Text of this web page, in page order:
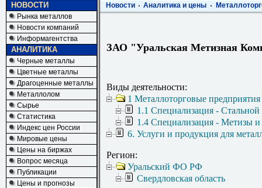
НОВОСТИ
Рынка металлов
Новости компаний
Информагентства
АНАЛИТИКА
Черные металлы
Цветные металлы
Драгоценные металлы
Металлолом
Сырье
Статистика
Индекс цен России
Мировые цены
Цены на биржах
Вопрос месяца
Публикации
Цены и прогнозы
Новости Аналитика и цены
ЗАО "Уральская Метизная
Виды деятельности:
1 Металлоторговые
1.1 Специализация - Стальной
1.4 Специализация - Метизы
6. Услуги и продукция для
Регион:
Уральский ФО РФ
Свердловская область